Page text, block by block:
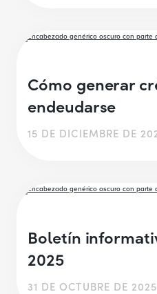
Cómo generar
endeudarse
15 DE DICIEMBRE DE
Boletín
2025
31 DE OCTUBRE DE 2025